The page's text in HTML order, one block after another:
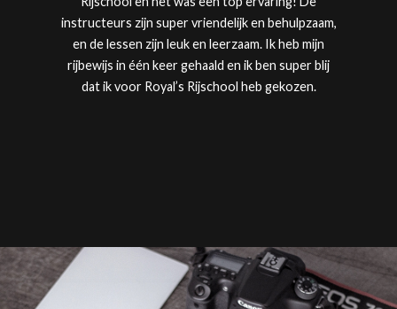
instructeurs zijn super vriendelijk en behulpzaam,
en de lessen zijn leuk en leerzaam. Ik heb mijn
rijbewijs in één keer gehaald en ik ben super blij
dat ik voor Royal’s Rijschool heb gekozen.